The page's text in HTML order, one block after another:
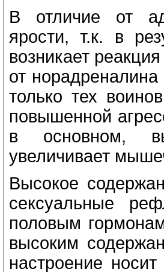
В отличие от
ярости, т.к. в
возникает
от
только тех
повышенной
в основном,
увеличивает
Высокое
сексуальные
половым
высоким
настроение